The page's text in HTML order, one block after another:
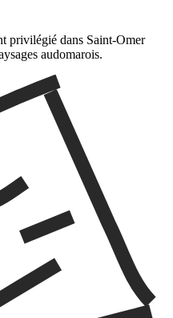
privilégié dans Saint-Omer
audomarois.